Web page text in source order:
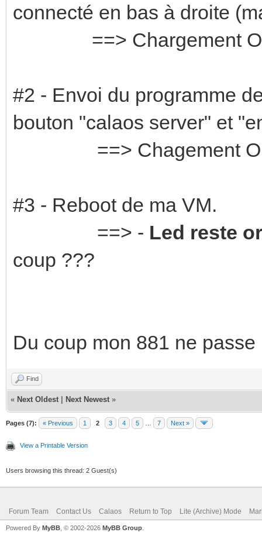
connecté en bas à droite
==> Chargement
#2 - Envoi du programme
bouton "calaos server" et
==> Chagement
#3 - Reboot de ma VM.
==> - Led reste
coup ???
Du coup mon 881 ne
Find
« Next Oldest Next Newest »
Pages (7): « Previous 1 2 3 4 5 7 Next »
View a Printable Version
Users browsing this thread: 2 Guest(s)
Forum Team Contact Us Calaos Return to Top Lite (Archive) Mode
Powered By MyBB , © 2002-2026 MyBB Group